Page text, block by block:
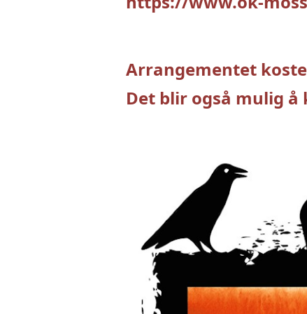
Arrangementet
Det blir også mulig